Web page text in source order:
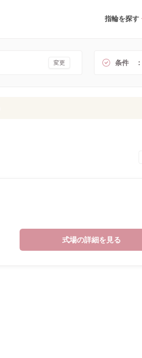
指輪を探す
変更 条件
式場の詳細を見る